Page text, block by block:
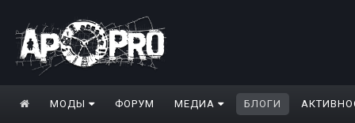
МОДЫ ФОРУМ МЕДИА БЛОГИ